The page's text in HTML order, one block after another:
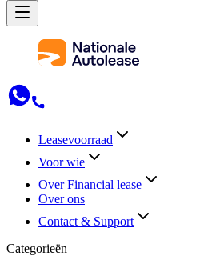
Leasevoorraad
Voor wie
Over Financial lease
Over ons
Contact & Support
Categorieën